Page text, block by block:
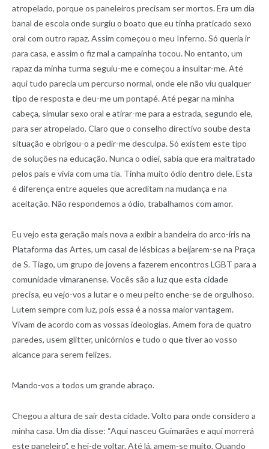
atropelado, porque os paneleiros precisam ser mortos. Era um dia
banal de escola onde surgiu o boato que eu tinha praticado sexo
oral com outro rapaz. Assim começou o meu Inferno. Só queria ir
para casa, e assim o fiz mal a campainha tocou. No entanto, um
rapaz da minha turma seguiu-me e começou a insultar-me. Até
aqui tudo parecia um percurso normal, onde ele não viu qualquer
tipo de resposta e deu-me um pontapé. Até pegar na minha
cabeça, simular sexo oral e atirar-me para a estrada, segundo ele,
para ser atropelado. Claro que o conselho directivo soube desta
situação e obrigou-o a pedir-me desculpa. Só existem este tipo
de soluções na educação. Nunca o odiei, sabia que era maltratado
pelos pais e vivia com uma tia. Tinha muito ódio dentro dele. Esta
é diferença entre aqueles que acreditam na mudança e na
aceitação. Não respondemos a ódio, trabalhamos com amor.
Eu vejo esta geração mais nova a exibir a bandeira do arco-íris na
Plataforma das Artes, um casal de lésbicas a beijarem-se na Praça
de S. Tiago, um grupo de jovens a fazerem encontros LGBT para a
comunidade vimaranense. Vocês são a luz que esta cidade
precisa, eu vejo-vos a lutar e o meu peito enche-se de orgulhoso.
Lutem sempre com luz, pois essa é a nossa maior vantagem.
Vivam de acordo com as vossas ideologias. Amem fora de quatro
paredes, usem glitter, unicórnios e tudo o que tiver ao vosso
alcance para serem felizes.
Mando-vos a todos um grande abraço.
Chegou a altura de sair desta cidade. Volto para onde considero a
minha casa. Um dia disse: “Aqui nasceu Guimarães e aqui morrerá
este paneleiro”, e hei-de voltar. Até lá, amem-se muito. Quando